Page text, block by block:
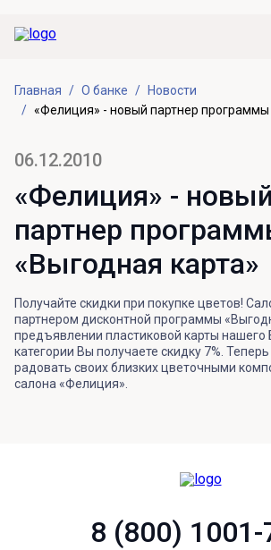
Главная О банке
Новости
«Фелиция» - новый партнер программы
06.12.2010
«Фелиция» - новый
партнер
«Выгодная карта»
Получайте скидки при покупке цветов!
партнером дисконтной программы
предъявлении пластиковой карты нашего
категории Вы получаете скидку 7%.
радовать своих близких цветочными
салона «Фелиция».
8 (800) 1001-